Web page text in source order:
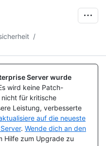
/
Server wurde
wird keine Patch-
für kritische
Leistung, verbesserte
auf die neueste
. Wende dich an den
Hilfe zum Upgrade zu